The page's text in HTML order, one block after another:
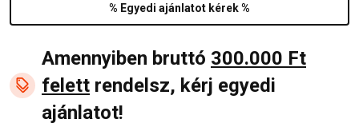
% Egyedi ajánlatot kérek %
Amennyiben bruttó 300.000 Ft
felett rendelsz, kérj egyedi
ajánlatot!